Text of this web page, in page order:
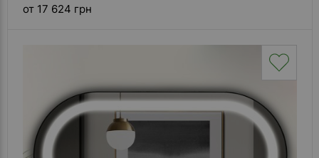
от 17 624 грн